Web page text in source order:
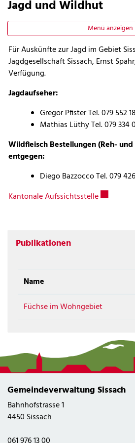
Jagd und Wildhut
Menü anzeigen
Für Auskünfte zur Jagd im Gebiet
Jagdgesellschaft Sissach, Ernst
Verfügung.
Jagdaufseher:
Gregor Pfister Tel. 079 552
Mathias Lüthy Tel. 079 334
Wildfleisch Bestellungen (Reh-
entgegen:
Diego Bazzocco Tel. 079
Kantonale AufssichtsstelleExterner
Zugehörige Objekte
Publikationen
Name
Füchse im Wohngebiet
Gemeindeverwaltung Sissach
Bahnhofstrasse 1
4450 Sissach